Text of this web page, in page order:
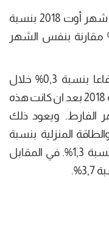
ارتفاع الأسعار عند الاستهلاك خلال شهر أوت 2018 بنسبة
مقارنة بالشهر السابق و7,5% مقارنة بنفس الشهر
شهد مؤشر أسعار الاستهلاك ارتفاعا بنسبة 0,3% خلال
شهر أوت 2018 مقارنة بشهر جويلية 2018 بعد ان كانت هذه
خلال الشهر الفارط. ويعود ذلك
المنزلية بنسبة
1,4% وأسعار مواد وخدمات النقل بنسبة 1,3%. في المقابل